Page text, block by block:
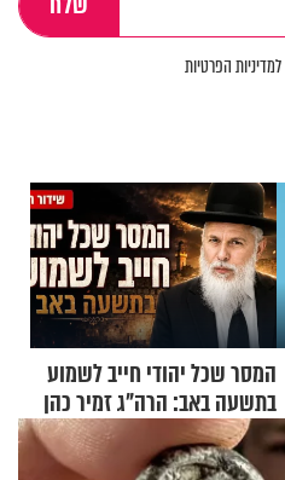
למדיניות הפרטיות
המסר שכל יהודי חייב לשמוע
בתשעה באב: הרה"ג זמיר כהן
בשיעור מיוחד